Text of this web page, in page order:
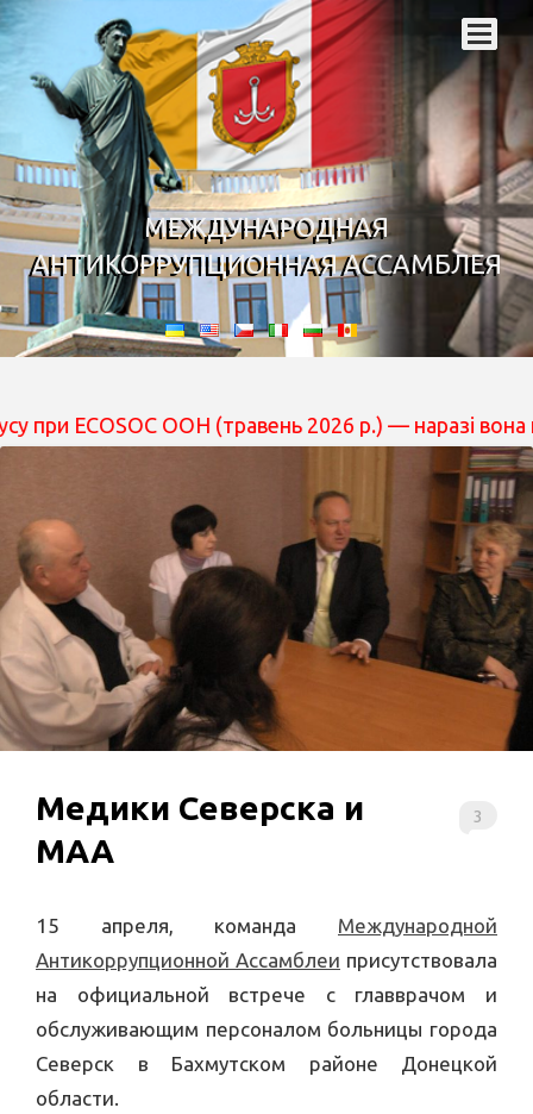
МЕЖДУНАРОДНАЯ
АНТИКОРРУПЦИОННАЯ АССАМБЛЕЯ
ECOSOC ООН (травень 2026 р.) — наразі вона
3
Медики Северска и
МАА
15 апреля, команда Международной
Антикоррупционной Ассамблеи присутствовала
на официальной встрече с главврачом и
обслуживающим персоналом больницы города
Северск в Бахмутском районе Донецкой
области.